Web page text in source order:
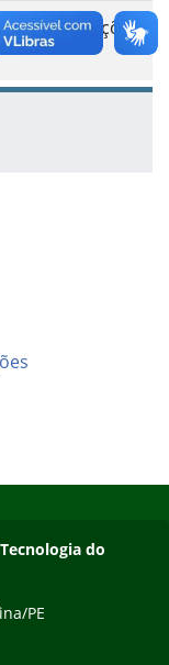
Publicações
do
PE